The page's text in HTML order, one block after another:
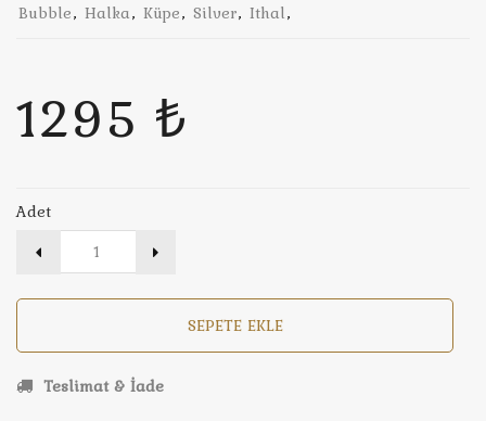
Bubble, Halka, Küpe, Silver, Ithal,
1295 ₺
Adet
SEPETE EKLE
Teslimat & İade